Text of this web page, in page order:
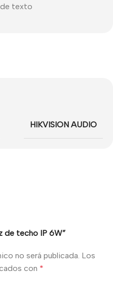
texto
HIKVISION AUDIO
de techo IP 6W”
no será publicada. Los
con *